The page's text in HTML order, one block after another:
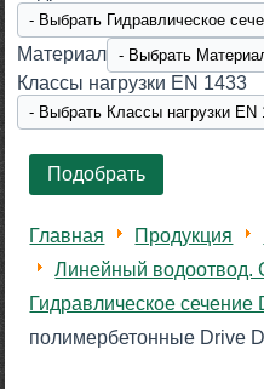
Материал
Класcы нагрузки EN 1433
Главная Продукция
Линейный водоотвод.
Гидравлическое сечение
полимербетонные Drive